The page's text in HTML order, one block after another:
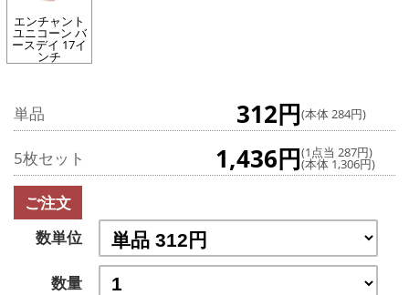
エンチャント
ユニコーン バ
ースデイ 17イ
ンチ
単品 312円(本体 284円)
5枚セット 1,436円(1点当 287円)
(本体 1,306円)
ご注文
数単位
数量